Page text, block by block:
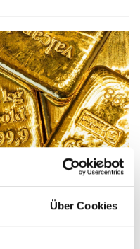
Über Cookies